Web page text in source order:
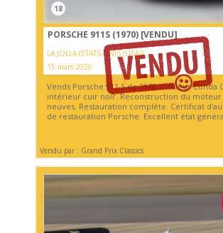
18
PORSCHE 911S (1970) [VENDU]
LA JOLLA (ETATS-UNIS (USA))
15 mars 2020
Vends Porsche 911 S de 1970. Couleur Conda
intérieur cuir noir. Reconstruction du
neuves. Restauration complète. Certificat
de restauration Porsche. Excellent état
Vendu par : Grand Prix Classics